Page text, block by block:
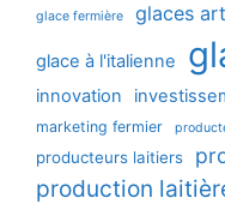
glace fermière glaces
glace à l'italienne
innovation
marketing fermier
producteurs laitiers
production